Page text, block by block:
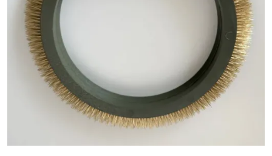
leveranciers die technische ondersteuning en op maat gemaakte
productiecapaciteiten bieden, blijkt bijzonder waardevol voor
gespecialiseerde stentertoepassingen.. Deskundigen in de industrie raden
aan een inventaris bij te houden van de vaak vervangende
stentermachineonderdelen en tegelijkertijd betrouwbare leveringskanalen
voor gespecialiseerde onderdelen te creëren.Veel fabrikanten maken nu
gebruik van onlineplatforms die meerdere leveranciers samenbrengen, het
vergelijken van de aankoop van stenteronderdelen met geverifieerde
kwaliteitsbeoordelingen.en duidelijke communicatieprotocollen zorgen voor
een consistente levering van betrouwbare stentermachinecomponenten
voor ononderbroken textielproductie. Belangrijke SEO-
begrippen:leveranciers van stenteronderdelen, componenten van
onderdelen, wereldwijde leveranciers van apparatuur